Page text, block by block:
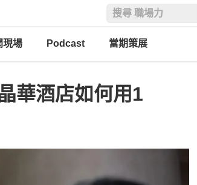
現場 Podcast 當期策展
華酒店如何用1